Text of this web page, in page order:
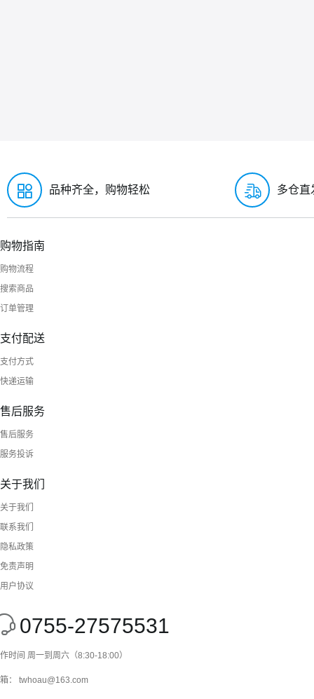
品种齐全，购物轻松 多仓直
购物指南
购物流程
搜索商品
订单管理
支付配送
支付方式
快递运输
售后服务
售后服务
服务投诉
关于我们
关于我们
联系我们
隐私政策
免责声明
用户协议
0755-27575531
时间 周一到周六（8:30-18:00）
： twhoau@163.com